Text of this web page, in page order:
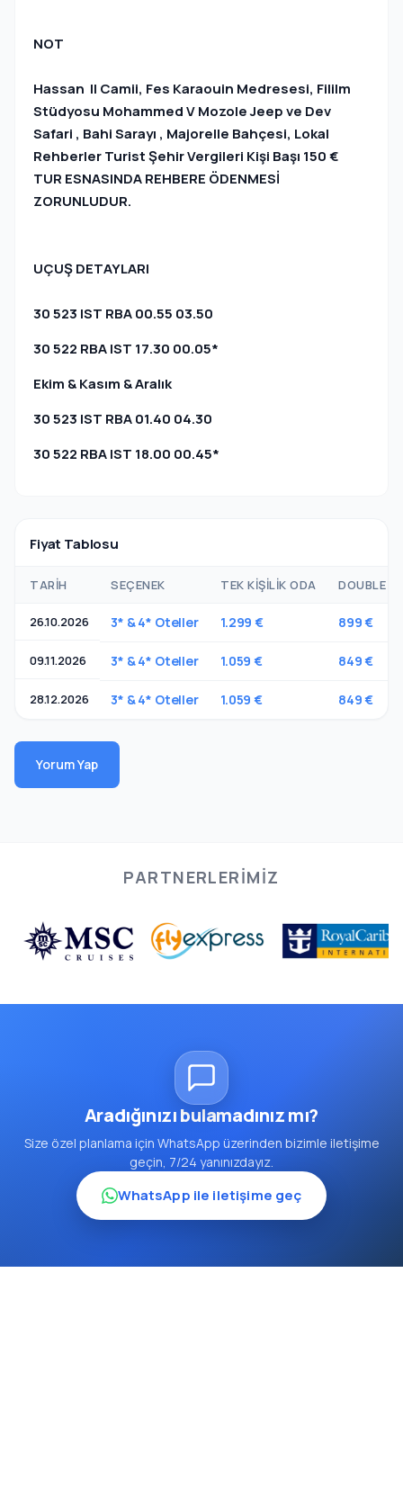
NOT
Hassan II Camii, Fes Karaouin Medresesi, Fililm
Stüdyosu Mohammed V Mozole Jeep ve Dev
Safari , Bahi Sarayı , Majorelle Bahçesi, Lokal
Rehberler Turist Şehir Vergileri Kişi Başı 150 €
TUR ESNASINDA REHBERE ÖDENMESİ
ZORUNLUDUR.
UÇUŞ DETAYLARI
30 523 IST RBA 00.55 03.50
30 522 RBA IST 17.30 00.05*
Ekim & Kasım & Aralık
30 523 IST RBA 01.40 04.30
30 522 RBA IST 18.00 00.45*
Fiyat Tablosu
TARIH SEÇENEK TEK KIŞILIK ODA DOUBLE
26.10.2026 3* & 4* Oteller 1.299 € 899 €
09.11.2026 3* & 4* Oteller 1.059 € 849 €
28.12.2026 3* & 4* Oteller 1.059 € 849 €
Yorum Yap
PARTNERLERIMIZ
Aradığınızı bulamadınız mı?
Size özel planlama için WhatsApp üzerinden bizimle iletişime
geçin, 7/24 yanınızdayız.
WhatsApp ile iletişime geç